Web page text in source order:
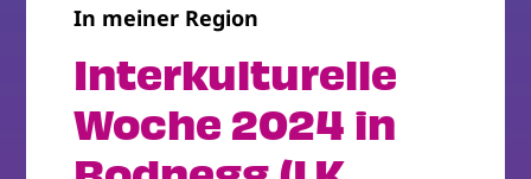
In meiner Region
Interkulturelle
Woche 2024 in